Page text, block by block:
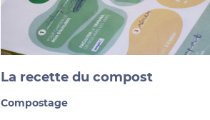
La recette du compost
Compostage